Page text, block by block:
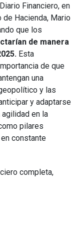
Financiero, en
Hacienda, Mario
que los
de manera
Esta
de que
una
y las
y adaptarse
en la
pilares
constante
completa,